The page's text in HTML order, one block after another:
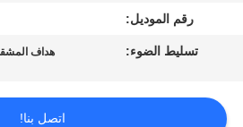
أخبار
رقم الموديل:
تسليط الضوء: هداف
اتصل بنا!